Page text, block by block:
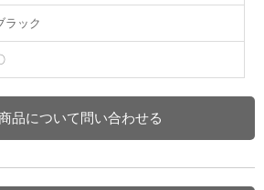
ラック
品について問い合わせる